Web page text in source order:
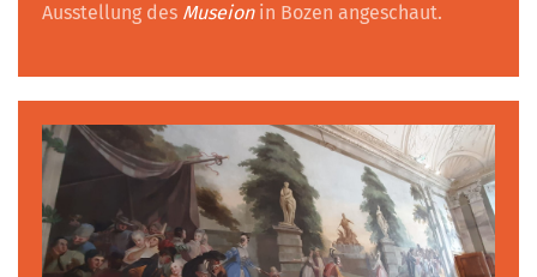
Ausstellung des Museionin Bozen angeschaut.